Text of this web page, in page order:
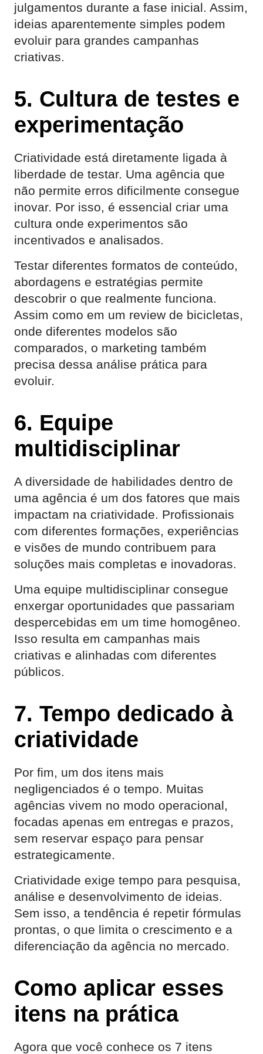
julgamentos durante a fase inicial. Assim,
ideias aparentemente simples podem
evoluir para grandes campanhas
criativas.
5. Cultura de testes e
experimentação
Criatividade está diretamente ligada à
liberdade de testar. Uma agência que
não permite erros dificilmente consegue
inovar. Por isso, é essencial criar uma
cultura onde experimentos são
incentivados e analisados.
Testar diferentes formatos de conteúdo,
abordagens e estratégias permite
descobrir o que realmente funciona.
Assim como em um review de bicicletas,
onde diferentes modelos são
comparados, o marketing também
precisa dessa análise prática para
evoluir.
6. Equipe
multidisciplinar
A diversidade de habilidades dentro de
uma agência é um dos fatores que mais
impactam na criatividade. Profissionais
com diferentes formações, experiências
e visões de mundo contribuem para
soluções mais completas e inovadoras.
Uma equipe multidisciplinar consegue
enxergar oportunidades que passariam
despercebidas em um time homogêneo.
Isso resulta em campanhas mais
criativas e alinhadas com diferentes
públicos.
7. Tempo dedicado à
criatividade
Por fim, um dos itens mais
negligenciados é o tempo. Muitas
agências vivem no modo operacional,
focadas apenas em entregas e prazos,
sem reservar espaço para pensar
estrategicamente.
Criatividade exige tempo para pesquisa,
análise e desenvolvimento de ideias.
Sem isso, a tendência é repetir fórmulas
prontas, o que limita o crescimento e a
diferenciação da agência no mercado.
Como aplicar esses
itens na prática
Agora que você conhece os 7 itens